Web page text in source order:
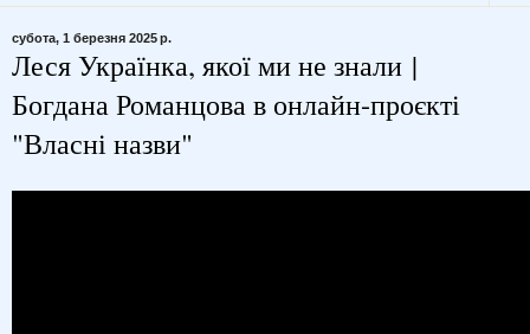
субота, 1 березня 2025 р.
Леся Українка, якої ми не знали |
Богдана Романцова в онлайн-проєкті
"Власні назви"